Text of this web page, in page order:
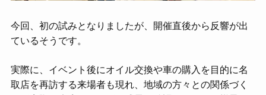
今回、初の試みとなりましたが、開催直後から反響が出
ているそうです。
実際に、イベント後にオイル交換や車の購入を目的に名
取店を再訪する来場者も現れ、地域の方々との関係づく